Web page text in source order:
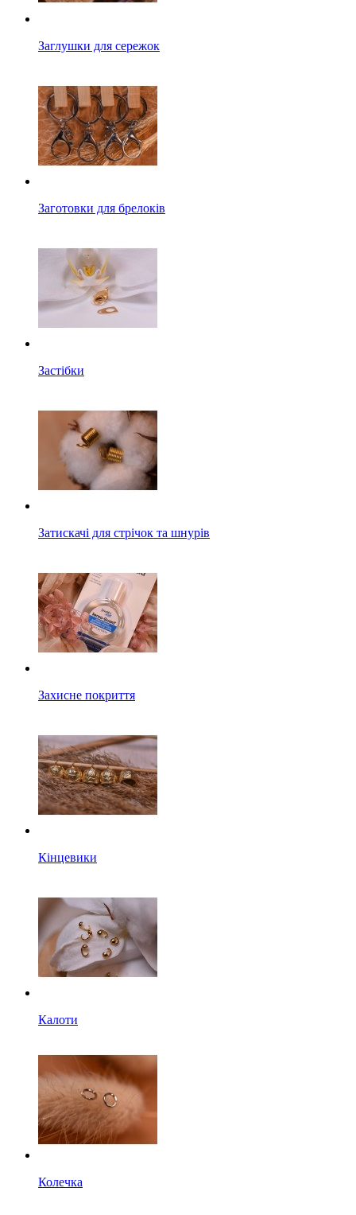
Заглушки для сережок
Заготовки для брелоків
Застібки
Затискачі для стрічок та шнурів
Захисне покриття
Кінцевики
Калоти
Колечка